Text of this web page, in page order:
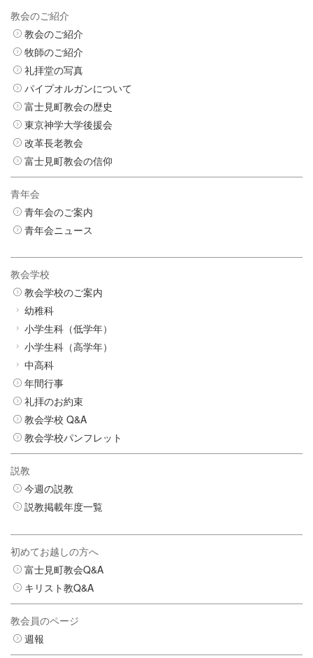
教会のご紹介
教会のご紹介
牧師のご紹介
礼拝堂の写真
パイプオルガンについて
富士見町教会の歴史
東京神学大学後援会
改革長老教会
富士見町教会の信仰
青年会
青年会のご案内
青年会ニュース
教会学校
教会学校のご案内
幼稚科
小学生科（低学年）
小学生科（高学年）
中高科
年間行事
礼拝のお約束
教会学校 Q&A
教会学校パンフレット
説教
今週の説教
説教掲載年度一覧
初めてお越しの方へ
富士見町教会Q&A
キリスト教Q&A
教会員のページ
週報